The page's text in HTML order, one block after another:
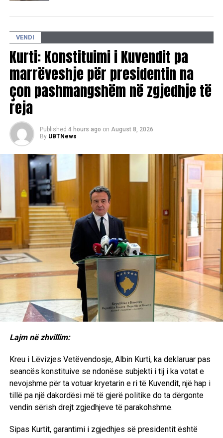
VENDI
Kurti: Konstituimi i Kuvendit pa
marrëveshje për presidentin na
çon pashmangshëm në zgjedhje të
reja
Published 4 hours ago on August 8, 2026
By UBTNews
Lajm në zhvillim:
Kreu i Lëvizjes Vetëvendosje, Albin Kurti, ka deklaruar pas
seancës konstituive se ndonëse subjekti i tij i ka votat e
nevojshme për ta votuar kryetarin e ri të Kuvendit, një hap i
tillë pa një dakordësi më të gjerë politike do ta dërgonte
vendin sërish drejt zgjedhjeve të parakohshme.
Sipas Kurtit, garantimi i zgjedhjes së presidentit është